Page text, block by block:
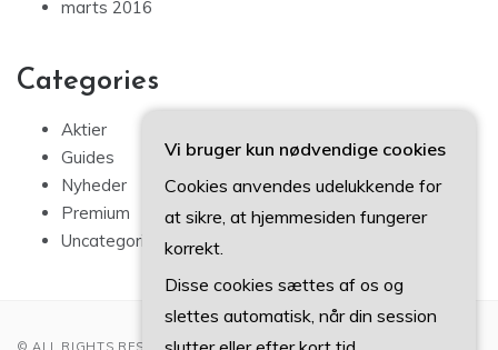
marts 2016
Categories
Aktier
Guides
Nyheder
Premium
Uncategorized
Vi bruger kun nødvendige cookies
Cookies anvendes udelukkende for
at sikre, at hjemmesiden fungerer
korrekt.
Disse cookies sættes af os og
slettes automatisk, når din session